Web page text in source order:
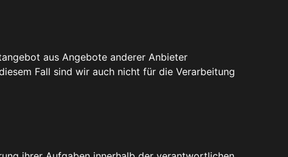
aus Angebote anderer Anbieter
Fall sind wir auch nicht für die Verarbeitung